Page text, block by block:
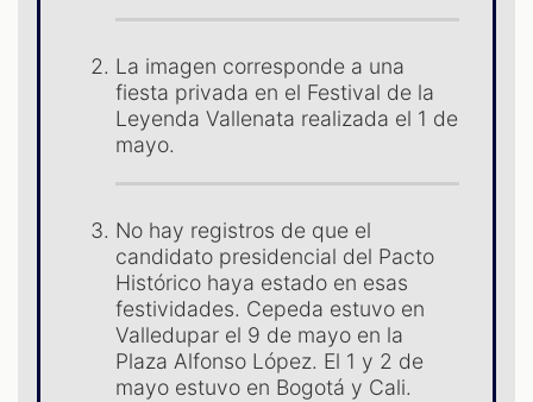
La imagen corresponde a una
fiesta privada en el Festival de la
Leyenda Vallenata realizada el 1 de
mayo.
No hay registros de que el
candidato presidencial del Pacto
Histórico haya estado en esas
festividades. Cepeda estuvo en
Valledupar el 9 de mayo en la
Plaza Alfonso López. El 1 y 2 de
mayo estuvo en Bogotá y Cali.